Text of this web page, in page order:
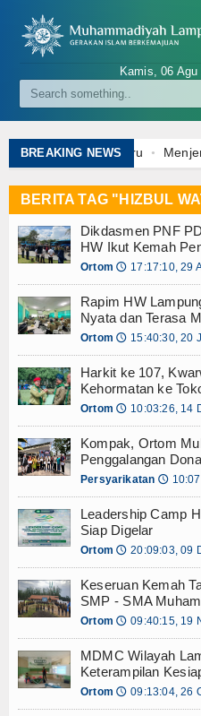
Kabar
Persyarikatan
Majelis & Lembaga
Ortom
Amal Usaha Muhammadiyah
Opini
Hukum Islam
Khutbah
Video
Gallery
Kirim Berita
Tokoh
Download
Maklumat
Kamis, 06 Agu
BREAKING NEWS
5 Dekan Baru
Sudarman: Pentingnya
Mahan Agung, Gubernur
Tulang Bawang
Safari Dakwah di
Lampung Audiensi dengan
Bahas Turunan
Terima Wakaf 9900 meter dari
Menata Ulang Arah Hidup di
Makna Hijrah di
Sudarman: Pentingnya
Mahan Agung, Gubernur
Safari Dakwah di
Lampung Audiensi dengan
Bahas Turunan
Terima Wakaf 9900 meter dari
Menata Ulang Arah Hidup di
Sudarman: Pentingnya
Mahan Agung, Gubernur
Tulang Bawang
Lampung Audiensi dengan
Bahas Turunan Kebijakan
Terima Wakaf 9900 meter dari
BERITA TAG "HIZBUL
Dikdasmen PNF
HW Ikut Kemah
Ortom 🕔 17:17:10, 29
Rapim HW
Nyata dan Terasa
Ortom 🕔 15:40:30, 20
Harkit ke 107,
Kehormatan ke
Ortom 🕔 10:03:26, 14
Kompak, Ortom
Penggalangan
Persyarikatan 🕔
Leadership Camp
Siap Digelar
Ortom 🕔 20:09:03, 09
Keseruan Kemah
SMP - SMA
Ortom 🕔 09:40:15, 19
MDMC Wilayah
Keterampilan
Ortom 🕔 09:13:04, 26